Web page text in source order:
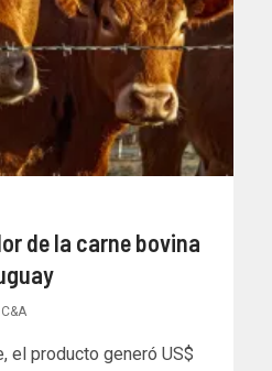
de la carne bovina
el producto generó US$